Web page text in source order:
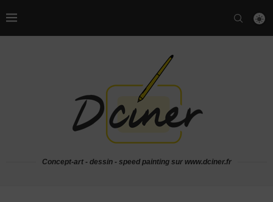
Concept-art - dessin - speed painting sur www.dciner.fr